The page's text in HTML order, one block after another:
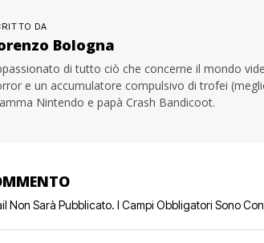
DA
Bologna
di tutto ciò che concerne il mondo
e un accumulatore compulsivo di trofei
Nintendo e papà Crash Bandicoot.
Non Sarà Pubblicato. I Campi Obbligatori Sono